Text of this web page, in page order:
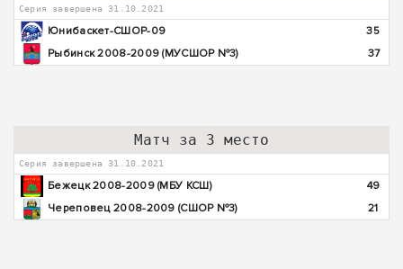
Серия завершена 31.10.2021
Юнибаскет-СШОР-09
35
Рыбинск 2008-2009 (МУСШОР №3)
37
Матч за 3 место
Серия завершена 31.10.2021
Бежецк 2008-2009 (МБУ КСШ)
49
Череповец 2008-2009 (СШОР №3)
21